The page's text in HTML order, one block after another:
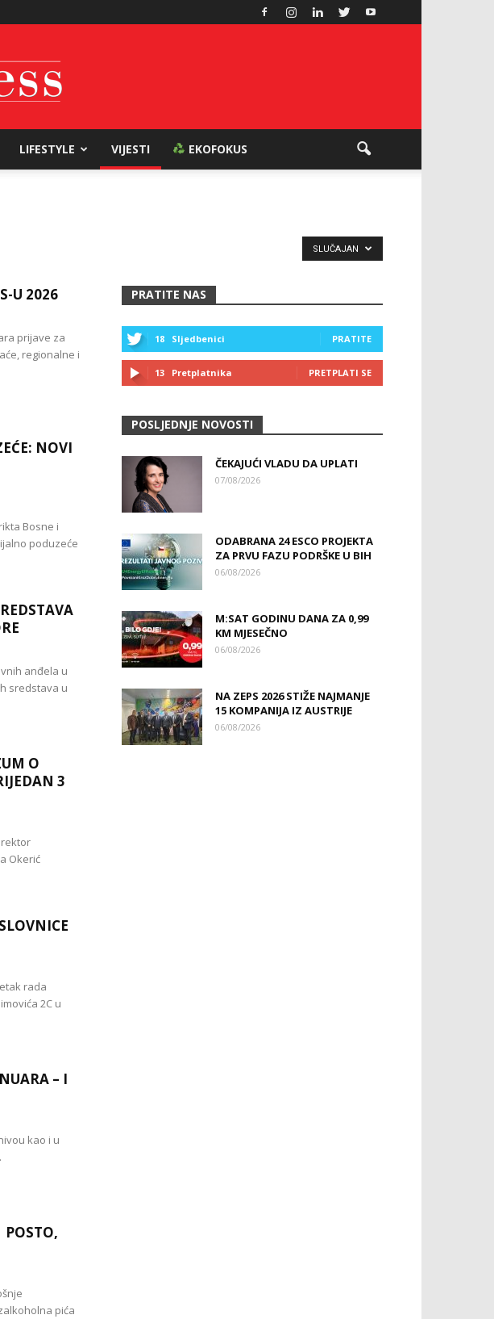
LIFESTYLE VIJESTI EKOFOKUS
SLUČAJAN
U 2026
prijave za
regionalne i
NOVI
Bosne i
poduzeće
anđela u
sredstava u
O
3
Okerić
rada
2C u
– I
kao i u
POSTO,
pića
PRATITE NAS
18 Sljedbenici PRATITE
13 Pretplatnika PRETPLATI SE
POSLJEDNJE NOVOSTI
ČEKAJUĆI VLADU DA UPLATI
07/08/2026
ODABRANA 24 ESCO PROJEKTA
ZA PRVU FAZU PODRŠKE U BIH
06/08/2026
M:SAT GODINU DANA ZA 0,99
KM MJESEČNO
06/08/2026
NA ZEPS 2026 STIŽE NAJMANJE
15 KOMPANIJA IZ AUSTRIJE
06/08/2026